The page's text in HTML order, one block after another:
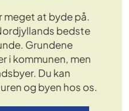
meget at byde på.
bedste
Grundene
i kommunen, men
Du kan
og byen hos os.